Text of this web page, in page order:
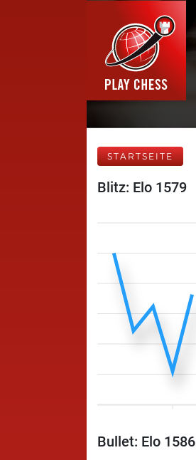
STARTSEITE
Blitz: Elo 1579
Bullet: Elo 1586